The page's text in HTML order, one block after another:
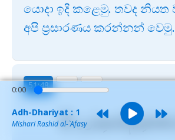
යොදා ඉදි කළෙමු. තවද
අපි ප්‍රසාරණය කරන්නන් වෙමු.
51:48
فَنِعْمَ الْمَاهِدُونَ
0:00
Adh-Dhariyat : 1
Mishari Rashid al-`Afasy